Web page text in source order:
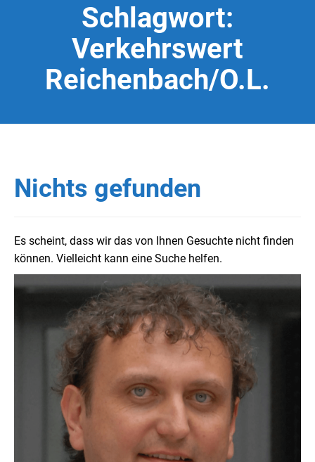
Schlagwort:
Verkehrswert
Reichenbach/O.L.
Nichts gefunden
Es scheint, dass wir das von Ihnen Gesuchte nicht finden
können. Vielleicht kann eine Suche helfen.